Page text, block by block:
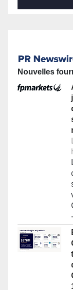
Nouvelles